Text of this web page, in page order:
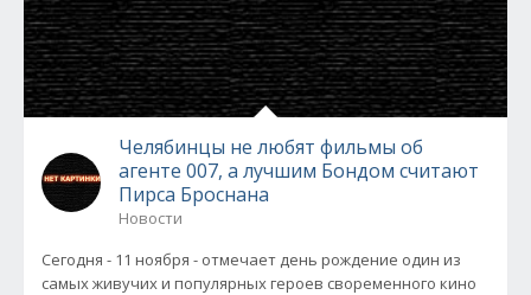
Челябинцы не любят фильмы об
агенте 007, а лучшим Бондом считают
Пирса Броснана
Новости
Сегодня - 11 ноября - отмечает день рождение один из
самых живучих и популярных героев своременного кино